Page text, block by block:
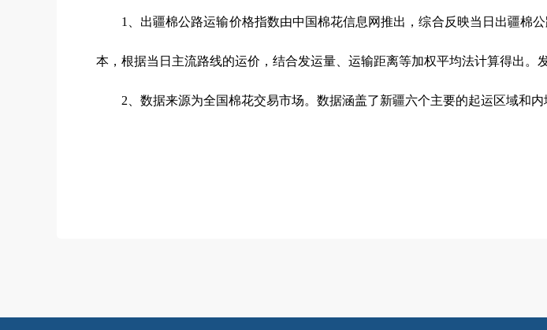
1、出疆棉公路运输价格指数由中国棉花信息网推出，综合反映当日出疆棉
本，根据当日主流路线的运价，结合发运量、运输距离等加权平均法计算得出。
2、数据来源为全国棉花交易市场。数据涵盖了新疆六个主要的起运区域和